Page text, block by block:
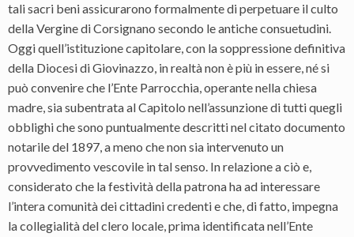
tali sacri beni assicurarono formalmente di perpetuare il culto
della Vergine di Corsignano secondo le antiche consuetudini.
Oggi quell’istituzione capitolare, con la soppressione definitiva
della Diocesi di Giovinazzo, in realtà non è più in essere, né si
può convenire che l’Ente Parrocchia, operante nella chiesa
madre, sia subentrata al Capitolo nell’assunzione di tutti quegli
obblighi che sono puntualmente descritti nel citato documento
notarile del 1897, a meno che non sia intervenuto un
provvedimento vescovile in tal senso. In relazione a ciò e,
considerato che la festività della patrona ha ad interessare
l’intera comunità dei cittadini credenti e che, di fatto, impegna
la collegialità del clero locale, prima identificata nell’Ente